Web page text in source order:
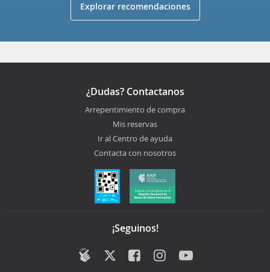
Explorar recomendaciones
¿Dudas? Contactanos
Arrepentimiento de compra
Mis reservas
Ir al Centro de ayuda
Contacta con nosotros
¡Seguinos!